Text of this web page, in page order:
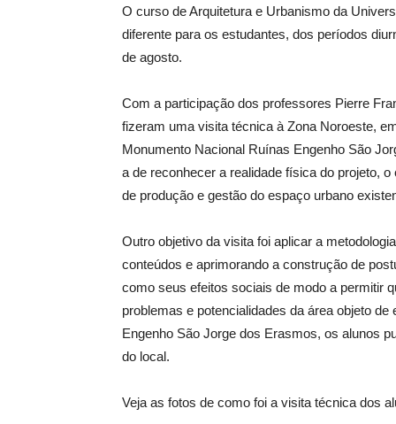
O curso de Arquitetura e Urbanismo da
diferente para os estudantes, dos períodos
de agosto.
Com a participação dos professores Pierre
fizeram uma visita técnica à Zona Noroeste,
Monumento Nacional Ruínas Engenho São
a de reconhecer a realidade física do projeto,
de produção e gestão do espaço urbano
Outro objetivo da visita foi aplicar a
conteúdos e aprimorando a construção de
como seus efeitos sociais de modo a permitir
problemas e potencialidades da área objeto
Engenho São Jorge dos Erasmos, os alunos
do local.
Veja as fotos de como foi a visita técnica dos